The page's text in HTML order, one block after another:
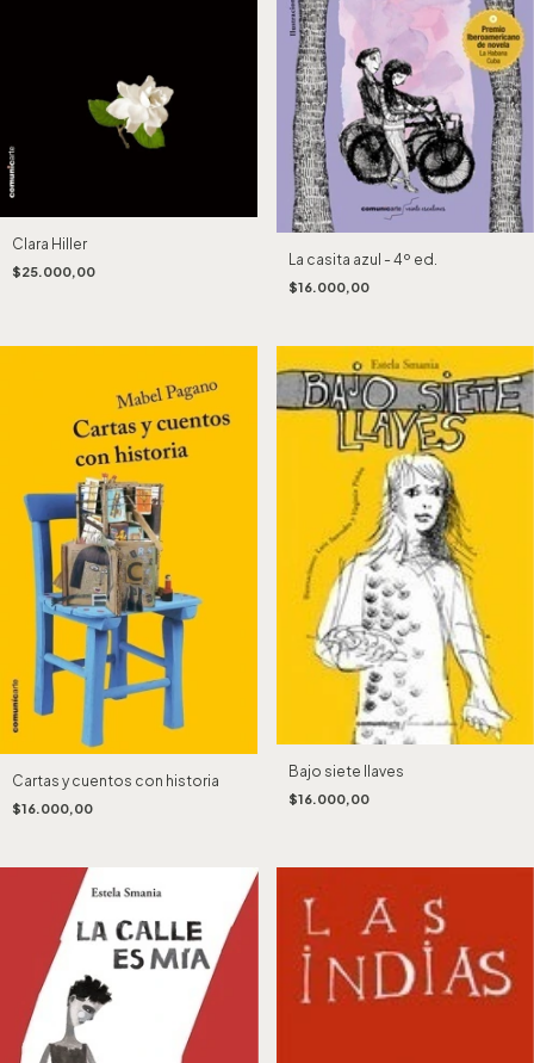
Clara Hiller
$25.000,00
La casita azul - 4º ed.
$16.000,00
Cartas y cuentos con historia
$16.000,00
Bajo siete llaves
$16.000,00